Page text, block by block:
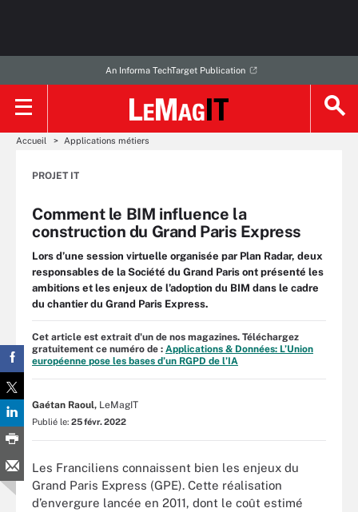
An Informa TechTarget Publication
Accueil Applications métiers
PROJET IT
Comment le BIM influence la
construction du Grand Paris Express
Lors d’une session virtuelle organisée par Plan Radar, deux
responsables de la Société du Grand Paris ont présenté les
ambitions et les enjeux de l’adoption du BIM dans le cadre
du chantier du Grand Paris Express.
Cet article est extrait d'un de nos magazines. Téléchargez
gratuitement ce numéro de : Applications & Données: L’Union
européenne pose les bases d’un RGPD de l’IA
Gaétan Raoul, LeMagIT
Publié le: 25 févr. 2022
Les Franciliens connaissent bien les enjeux du
Grand Paris Express (GPE). Cette réalisation
d’envergure lancée en 2011, dont le coût estimé